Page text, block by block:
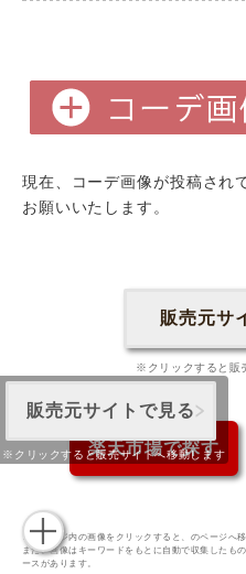
現在、コーデ画像が投稿され
お願いいたします。
販売元サ
※クリックすると販
楽天市場で探す
※本ページ内の画像をクリックすると、のページへ移
また、画像はキーワードをもとに自動で収集したも
ースがあります。
販売元サイトで見る
※クリックすると販売サイトへ移動します